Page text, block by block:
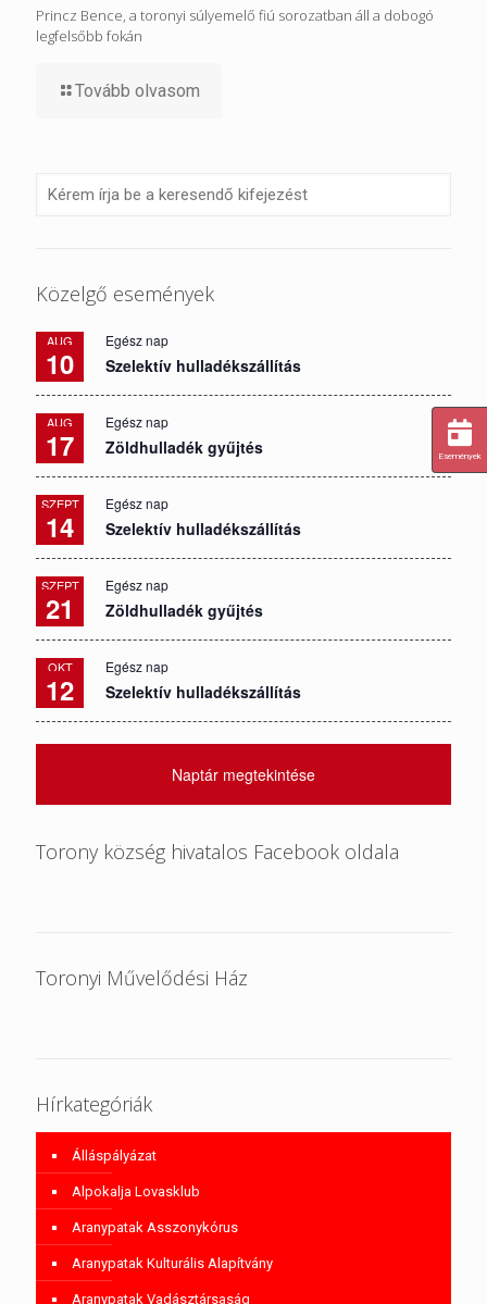
Princz Bence, a toronyi súlyemelő fiú sorozatban áll a dobogó
legfelsőbb fokán
Tovább olvasom
Közelgő események
AUG
10
Egész nap
Szelektív hulladékszállítás
AUG
17
Egész nap
Zöldhulladék gyűjtés
SZEPT
14
Egész nap
Szelektív hulladékszállítás
SZEPT
21
Egész nap
Zöldhulladék gyűjtés
OKT
12
Egész nap
Szelektív hulladékszállítás
Naptár megtekintése
Torony község hivatalos Facebook oldala
Toronyi Művelődési Ház
Hírkategóriák
Álláspályázat
Alpokalja Lovasklub
Aranypatak Asszonykórus
Aranypatak Kulturális Alapítvány
Aranypatak Vadásztársaság
Események